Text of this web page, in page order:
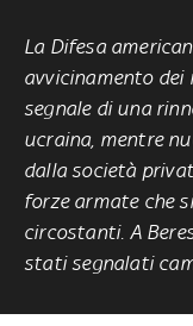
La Difesa
avvicinamento dei
segnale di una
ucraina, mentre
dalla società
forze armate che
circostanti. A
stati segnalati